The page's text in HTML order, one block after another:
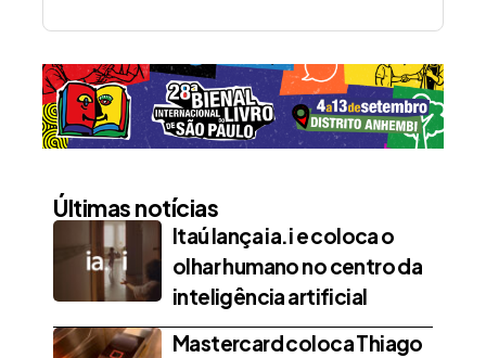
Últimas notícias
Itaú lança ia.i e coloca o
olhar humano no centro da
inteligência artificial
Mastercard coloca Thiago